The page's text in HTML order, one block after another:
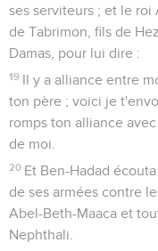
ses serviteurs ; et le roi
de Tabrimon, fils de
Damas, pour lui dire :
19 Il y a alliance entre
ton père ; voici je
romps ton alliance
de moi.
20 Et Ben-Hadad
de ses armées contre
Abel-Beth-Maaca et
Nephthali.